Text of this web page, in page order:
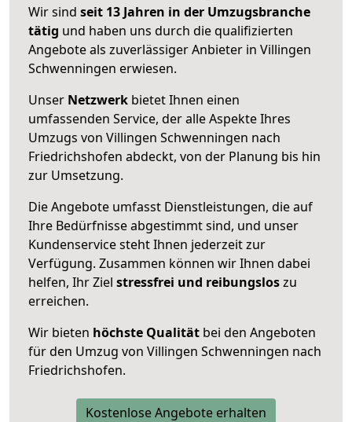
Wir sind seit 13 Jahren in der Umzugsbranche
tätig und haben uns durch die qualifizierten
Angebote als zuverlässiger Anbieter in Villingen
Schwenningen erwiesen.
Unser Netzwerk bietet Ihnen einen
umfassenden Service, der alle Aspekte Ihres
Umzugs von Villingen Schwenningen nach
Friedrichshofen abdeckt, von der Planung bis hin
zur Umsetzung.
Die Angebote umfasst Dienstleistungen, die auf
Ihre Bedürfnisse abgestimmt sind, und unser
Kundenservice steht Ihnen jederzeit zur
Verfügung. Zusammen können wir Ihnen dabei
helfen, Ihr Ziel stressfrei und reibungsloszu
erreichen.
Wir bieten höchste Qualität bei den Angeboten
für den Umzug von Villingen Schwenningen nach
Friedrichshofen.
Kostenlose Angebote erhalten